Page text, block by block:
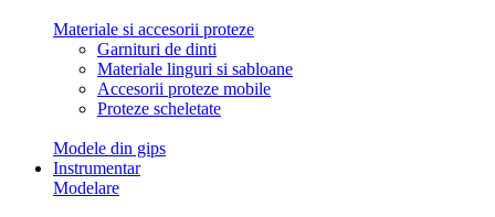
Materiale si accesorii proteze
Garnituri de dinti
Materiale linguri si sabloane
Accesorii proteze mobile
Proteze scheletate
Modele din gips
Instrumentar
Modelare